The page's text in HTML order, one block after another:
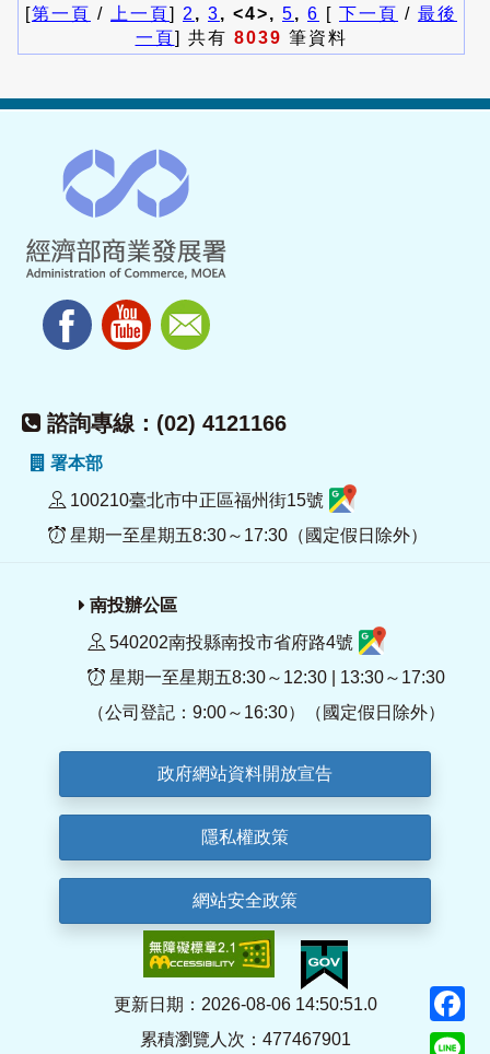
[第一頁 / 上一頁] 2 , 3, <4>, 5, 6 [ 下一頁 / 最後
一頁] 共有 8039 筆資料
諮詢專線：(02) 4121166
署本部
100210臺北市中正區福州街15號
星期一至星期五8:30～17:30（國定假日除外）
南投辦公區
540202南投縣南投市省府路4號
星期一至星期五8:30～12:30 | 13:30～17:30
（公司登記：9:00～16:30）（國定假日除外）
政府網站資料開放宣告
隱私權政策
網站安全政策
更新日期：2026-08-06 14:50:51.0
累積瀏覽人次：477467901